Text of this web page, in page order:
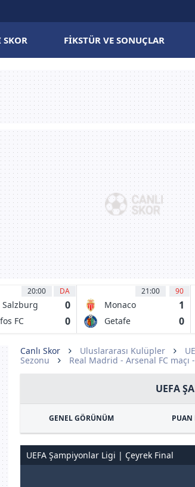
SKOR FIKSTÜR VE SONUÇLAR
20:00 DA
Salzburg 0
FC 0
21:00 90
Monaco 1
Getafe 0
Canlı Skor Uluslararası Kulüpler
Sezonu
Real Madrid - Arsenal FC maçı
UEFA
GENEL GÖRÜNÜM PUAN
UEFA Şampiyonlar Ligi | Çeyrek Final